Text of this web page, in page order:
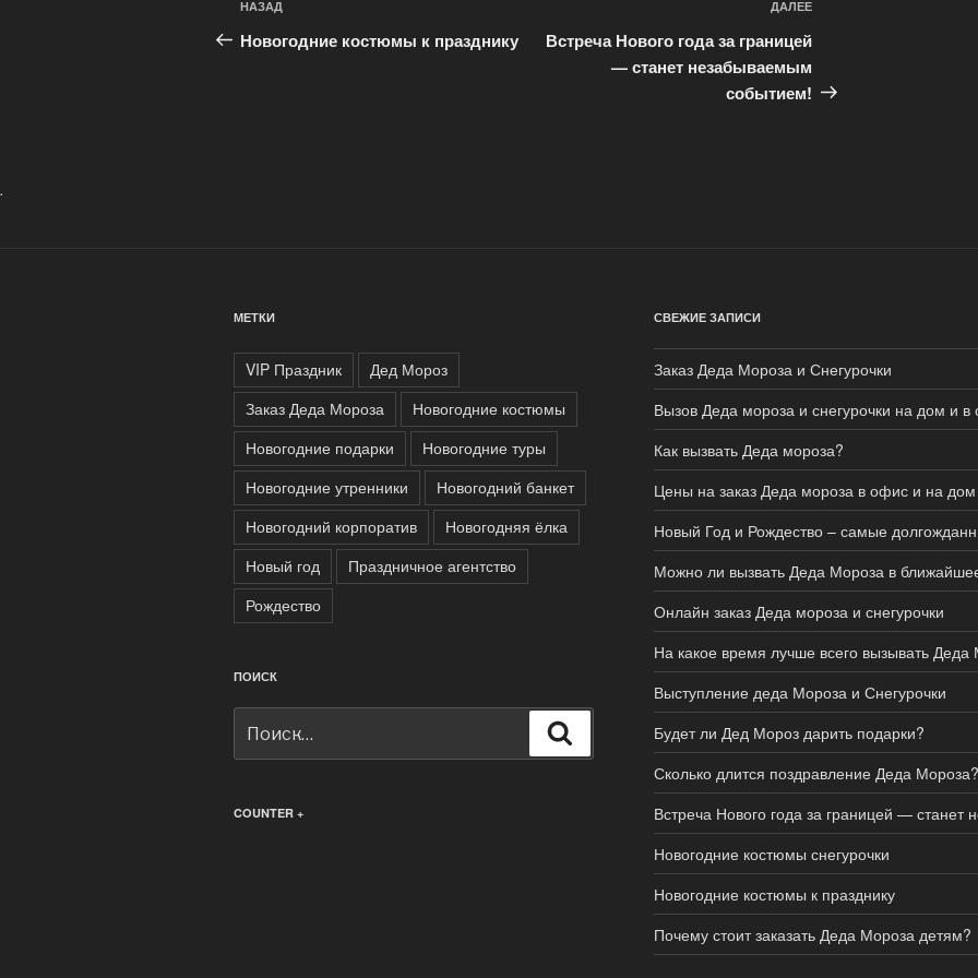
по
Предыдущая
запись:
НАЗАД
Новогодние костюмы к празднику
ДАЛЕЕ
Встреча Нового года за границей
— станет незабываемым
событием!
.
МЕТКИ
VIP Праздник
Дед Мороз
Заказ Деда Мороза
Новогодние костюмы
Новогодние подарки
Новогодние туры
Новогодние утренники
Новогодний банкет
Новогодний корпоратив
Новогодняя ёлка
Новый год
Праздничное агентство
Рождество
ПОИСК
COUNTER +
СВЕЖИЕ ЗАПИСИ
Заказ Деда Мороза и Снегурочки
Вызов Деда мороза и снегурочки на дом и
Как вызвать Деда мороза?
Цены на заказ Деда мороза в офис и на дом
Новый Год и Рождество – самые
Можно ли вызвать Деда Мороза в
Онлайн заказ Деда мороза и снегурочки
На какое время лучше всего вызывать Деда
Выступление деда Мороза и Снегурочки
Будет ли Дед Мороз дарить подарки?
Сколько длится поздравление Деда Мороза?
Встреча Нового года за границей —
Новогодние костюмы снегурочки
Новогодние костюмы к празднику
Почему стоит заказать Деда Мороза детям?